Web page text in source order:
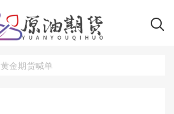
黄金期货喊单